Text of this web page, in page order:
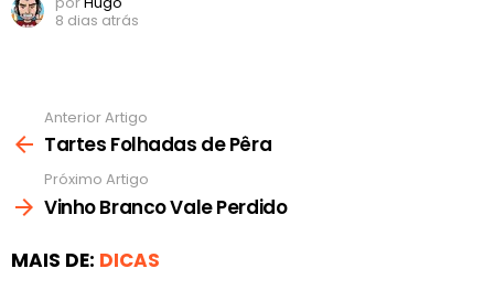
8 dias atrás
mais
Anterior Artigo
Tartes Folhadas de Pêra
Próximo Artigo
Vinho Branco Vale Perdido
MAIS DE: DICAS